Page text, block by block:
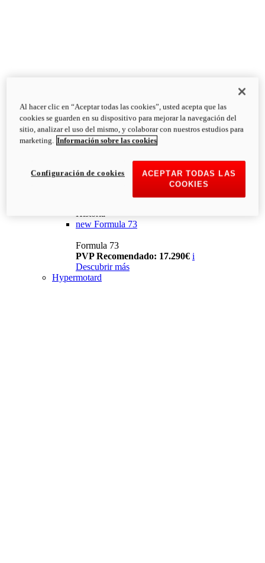
Historia
new Formula 73
Formula 73
PVP Recomendado: 17.290€ i
Descubrir más
Hypermotard
Al hacer clic en “Aceptar todas las cookies”, usted acepta que las
cookies se guarden en su dispositivo para mejorar la navegación del
sitio, analizar el uso del mismo, y colaborar con nuestros estudios para
marketing. Información sobre las cookies
ACEPTAR TODAS LAS
COOKIES
Configuración de cookies